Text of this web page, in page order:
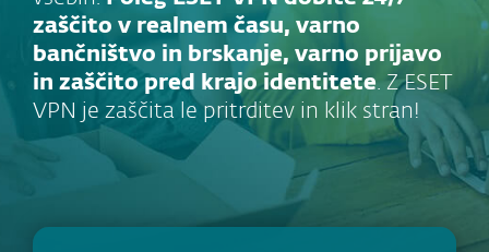
zaščito v realnem času, varno
bančništvo in brskanje, varno prijavo
in zaščito pred krajo identitete. Z ESET
VPN je zaščita le pritrditev in klik stran!